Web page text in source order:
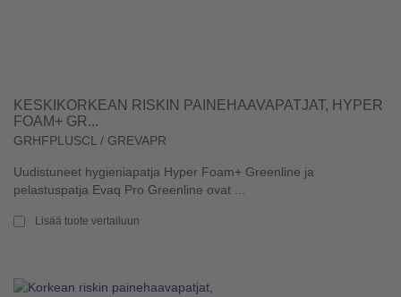
KESKIKORKEAN RISKIN PAINEHAAVAPATJAT, HYPER
FOAM+ GR...
GRHFPLUSCL / GREVAPR
Uudistuneet hygieniapatja Hyper Foam+ Greenline ja
pelastuspatja Evaq Pro Greenline ovat ...
Lisää tuote vertailuun